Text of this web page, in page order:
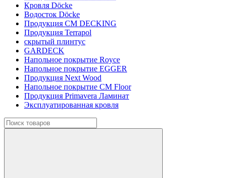
Кровля Döcke
Водосток Döcke
Продукция CM DECKING
Продукция Terrapol
скрытый плинтус
GARDECK
Напольное покрытие Royce
Напольное покрытие EGGER
Продукция Next Wood
Напольное покрытие CM Floor
Продукция Primavera Ламинат
Эксплуатированная кровля